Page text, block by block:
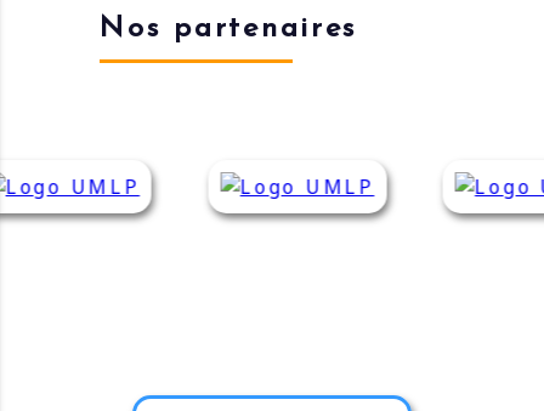
Nos partenaires